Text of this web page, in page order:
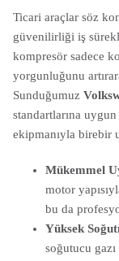
Ticari araçlar söz
güvenilirliği iş
kompresör sadece
yorgunluğunu
Sunduğumuz
standartlarına
ekipmanıyla birebir
Mükemmel
motor
bu da
Yüksek
soğutucu